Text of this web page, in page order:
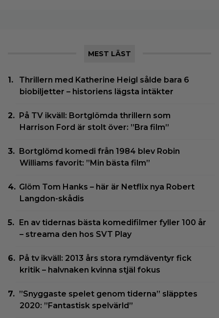
MEST LÄST
Thrillern med Katherine Heigl sålde bara 6
biobiljetter – historiens lägsta intäkter
På TV ikväll: Bortglömda thrillern som
Harrison Ford är stolt över: ”Bra film”
Bortglömd komedi från 1984 blev Robin
Williams favorit: ”Min bästa film”
Glöm Tom Hanks – här är Netflix nya Robert
Langdon-skådis
En av tidernas bästa komedifilmer fyller 100 år
– streama den hos SVT Play
På tv ikväll: 2013 års stora rymdäventyr fick
kritik – halvnaken kvinna stjäl fokus
”Snyggaste spelet genom tiderna” släpptes
2020: ”Fantastisk spelvärld”